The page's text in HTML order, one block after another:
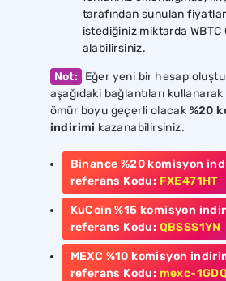
tarafından sunulan
istediğiniz miktarda WBTC
alabilirsiniz.
Not:
Eğer yeni bir hesap
aşağıdaki bağlantıları
ömür boyu geçerli olacak %20
indirimi kazanabilirsiniz.
Binance %20komisyon
referans Kodu: FXE471HT
KuCoin%15 komisyon
referans Kodu: QBSSS1YN
MEXC %10 komisyon
referans Kodu: mexc-